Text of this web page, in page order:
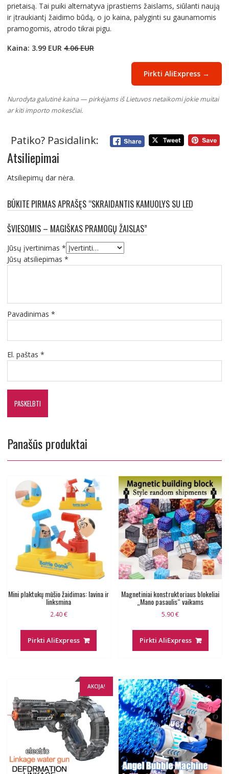
prietaisą. Tai puiki alternatyva įprastiems žaislams, siūlanti naują
ir įtraukiantį žaidimo būdą, o jo kaina, palyginti su gaunamomis
pramogomis, atrodo tikrai pigu.
Kaina: 3.99 EUR 4.06 EUR
Pirkti AliExpress →
Nurodyta galutinė kaina — pirkėjams iš Lietuvos netaikomi jokie muitai
ar kiti importo mokesčiai.
Patiko? Pasidalink:
Atsiliepimai
Atsiliepimų dar nėra.
BŪKITE PIRMAS APRAŠĘS “SKRAIDANTIS KAMUOLYS SU LED
ŠVIESOMIS – MAGIŠKAS PRAMOGŲ ŽAISLAS”
Jūsų įvertinimas *
Jūsų atsiliepimas *
Pavadinimas *
El. paštas *
Panašūs produktai
Mini plaktukų mūšio žaidimas: lavina ir
linksmina
2.40€
Pirkti AliExpress
Magnetiniai konstruktoriaus blokeliai
„Mano pasaulis“ vaikams
5.90€
Pirkti AliExpress
AKCIJA!